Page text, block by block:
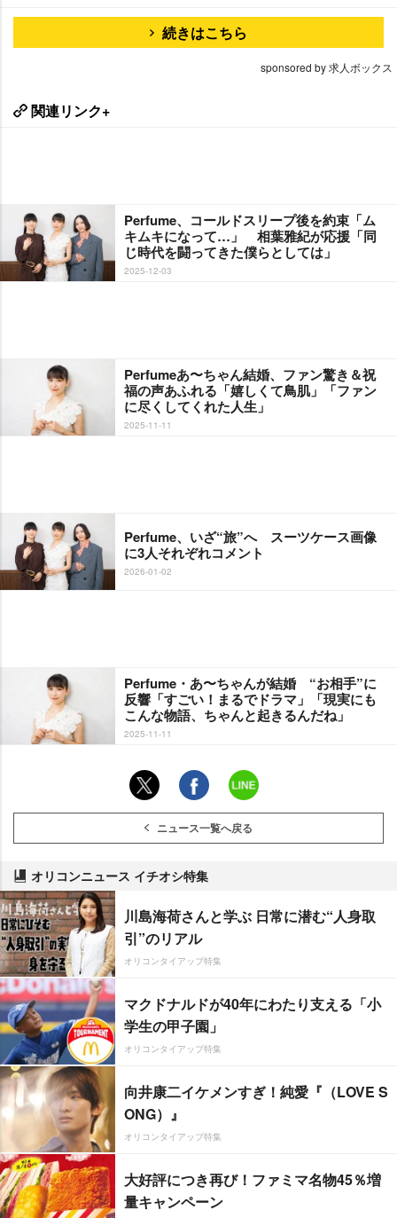
続きはこちら
sponsored by 求人ボックス
関連リンク+
Perfume、コールドスリープ後を約束「ム
キムキになって…」 相葉雅紀が応援「同
じ時代を闘ってきた僕らとしては」
2025-12-03
Perfumeあ〜ちゃん結婚、ファン驚き＆祝
福の声あふれる「嬉しくて鳥肌」「ファン
に尽くしてくれた人生」
2025-11-11
Perfume、いざ“旅”へ スーツケース画像
に3人それぞれコメント
2026-01-02
Perfume・あ〜ちゃんが結婚 “お相手”に
反響「すごい！まるでドラマ」「現実にも
こんな物語、ちゃんと起きるんだね」
2025-11-11
ニュース一覧へ戻る
オリコンニュース イチオシ特集
川島海荷さんと学ぶ 日常に潜む“人身取
引”のリアル
オリコンタイアップ特集
マクドナルドが40年にわたり支える「小
学生の甲子園」
オリコンタイアップ特集
向井康二イケメンすぎ！純愛『（LOVE S
ONG）』
オリコンタイアップ特集
大好評につき再び！ファミマ名物45％増
量キャンペーン